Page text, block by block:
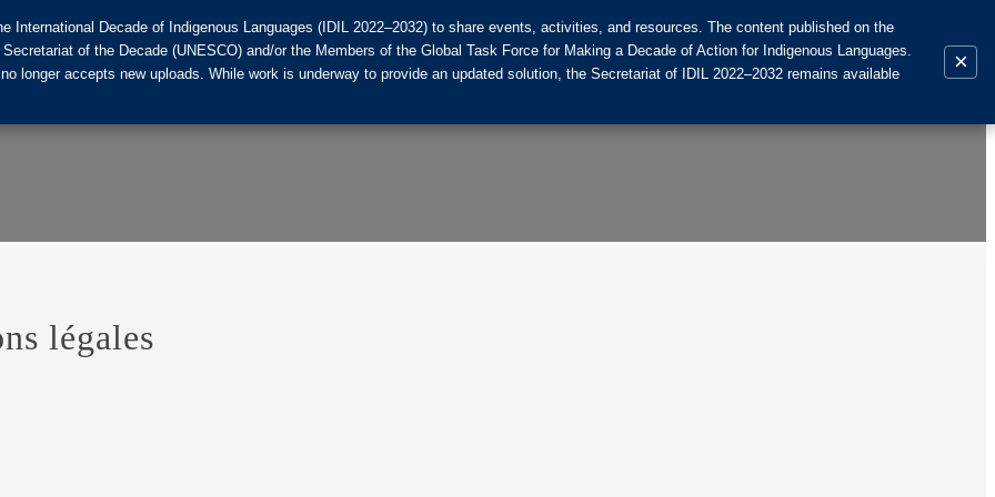
légales
Decade of Indigenous Languages (IDIL 2022–2032) to share events, activities, and resources. The content published on the
of the Decade (UNESCO) and/or the Members of the Global Task Force for Making a Decade of Action for Indigenous Languages.
longer accepts new uploads. While work is underway to provide an updated solution, the Secretariat of IDIL 2022–2032 remains available
×